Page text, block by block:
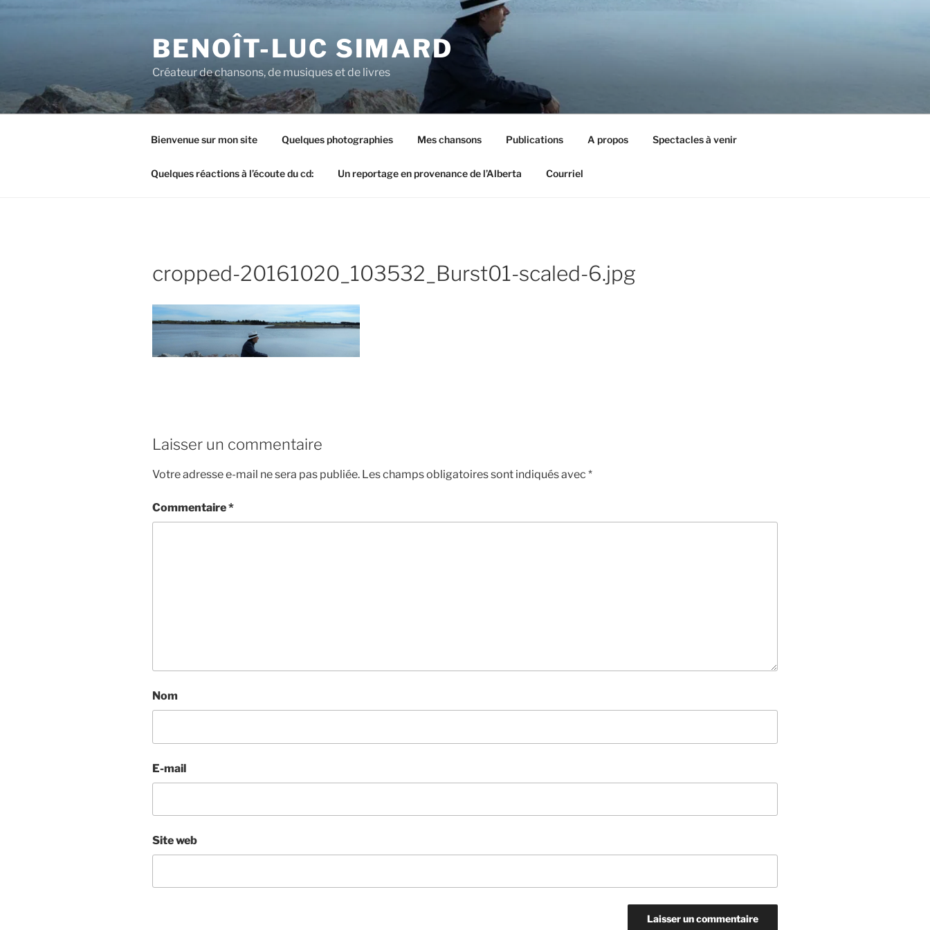
BENOÎT-LUC SIMARD
Créateur de chansons, de musiques et de livres
Bienvenue sur mon site Quelques photographies Mes chansons Publications A propos Spectacles à venir
Quelques réactions à l’écoute du cd: Un reportage en provenance de l’Alberta Courriel
cropped-20161020_103532_Burst01-scaled-6.jpg
Laisser un commentaire
Votre adresse e-mail ne sera pas publiée. Les champs obligatoires sont indiqués avec *
Commentaire*
Nom
E-mail
Site web